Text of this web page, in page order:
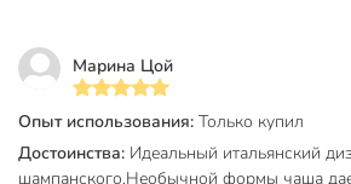
Высота, см
Количество в наборе, шт
Объем, мл
Марина Цой
Опыт использования: Только купил
Достоинства: Идеальный итальянский
шампанского.Необычной формы чаша